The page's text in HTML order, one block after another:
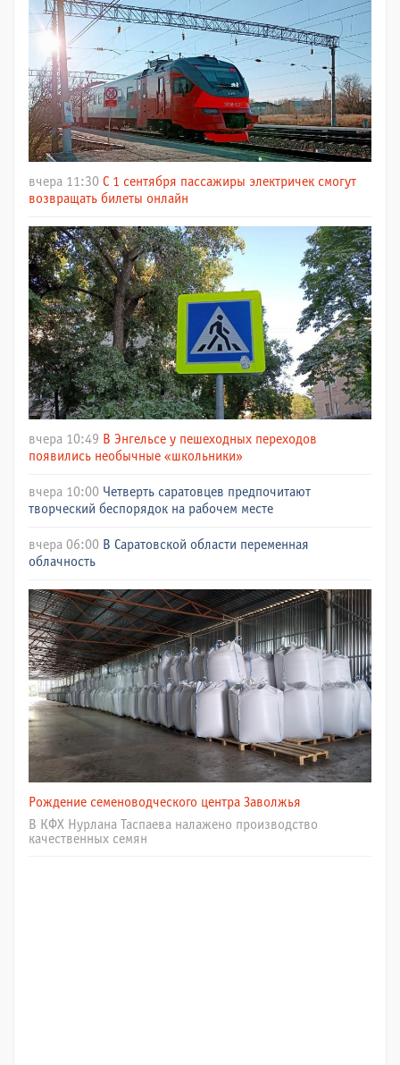
вчера 11:30 С 1 сентября пассажиры электричек смогут
возвращать билеты онлайн
вчера 10:49 В Энгельсе у пешеходных переходов
появились необычные «школьники»
вчера 10:00 Четверть саратовцев предпочитают
творческий беспорядок на рабочем месте
вчера 06:00 В Саратовской области переменная
облачность
Рождение семеноводческого центра Заволжья
В КФХ Нурлана Таспаева налажено производство
качественных семян